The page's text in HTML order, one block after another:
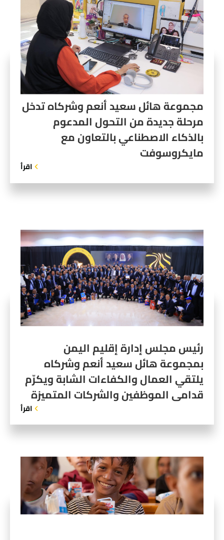
مجموعة هائل سعيد أنعم وشركاه تدخل
مرحلة جديدة من التحول المدعوم
بالذكاء الاصطناعي بالتعاون مع
مايكروسوفت
اقرأ
رئيس مجلس إدارة إقليم اليمن
بمجموعة هائل سعيد أنعم وشركاه
يلتقي العمال والكفاءات الشابة ويكرّم
قدامى الموظفين والشركات المتميزة
اقرأ